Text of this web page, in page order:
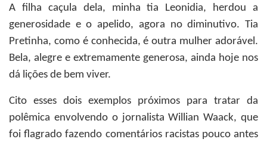
A filha caçula dela, minha tia Leonidia, herdou a
generosidade e o apelido, agora no diminutivo. Tia
Pretinha, como é conhecida, é outra mulher adorável.
Bela, alegre e extremamente generosa, ainda hoje nos
dá lições de bem viver.
Cito esses dois exemplos próximos para tratar da
polêmica envolvendo o jornalista Willian Waack, que
foi flagrado fazendo comentários racistas pouco antes